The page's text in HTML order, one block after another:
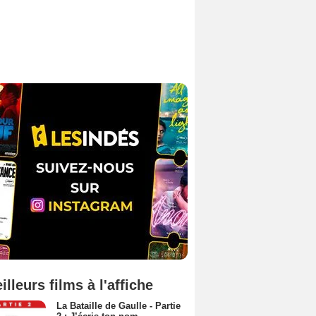
films à l'affiche
La Bataille de Gaulle - Partie